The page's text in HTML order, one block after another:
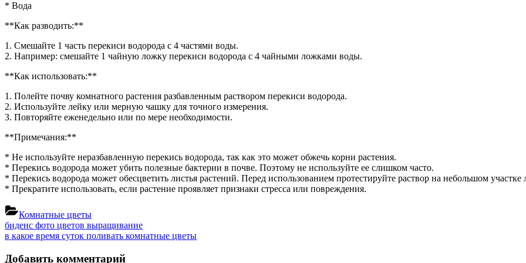
* Вода
**Как разводить:**
1. Смешайте 1 часть перекиси водорода с 4 частями воды.
2. Например: смешайте 1 чайную ложку перекиси водорода с 4 чайными ложками воды.
**Как использовать:**
1. Полейте почву комнатного растения разбавленным раствором перекиси водорода.
2. Используйте лейку или мерную чашку для точного измерения.
3. Повторяйте еженедельно или по мере необходимости.
**Примечания:**
* Не используйте неразбавленную перекись водорода, так как это может обжечь корни растения.
* Перекись водорода может убить полезные бактерии в почве. Поэтому не используйте ее слишком часто.
* Перекись водорода может обесцветить листья растений. Перед использованием протестируйте раствор на небольшом участке
* Прекратите использовать, если растение проявляет признаки стресса или повреждения.
Комнатные цветы
Навигация
по
записям
Previous
Post:
биденс фото цветов выращивание
Next
в какое время суток поливать комнатные цветы
Добавить комментарий